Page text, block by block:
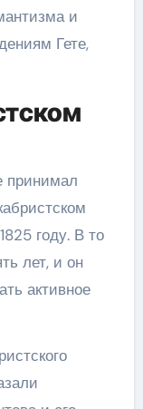
и
Гете,
принимал
году. В то
лет, и он
активное